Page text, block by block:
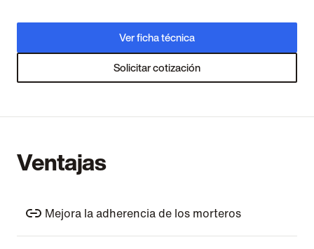
Ver ficha técnica
Solicitar cotización
Ventajas
Mejora la adherencia de los morteros